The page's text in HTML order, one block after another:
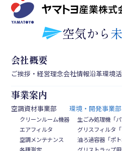
空気から
会社概要
ご挨拶 ・経営理念会社情報沿革環境活
事業案内
空調資材事業部
ク リーンルーム機器
エアフィルタ
空調メンテナンス
各種測定
環境・ 開発事業部
生ごみ処理機「パ
グリ スフィルタ 「
油ろ過容器「ポト
グリ ス トラップ用